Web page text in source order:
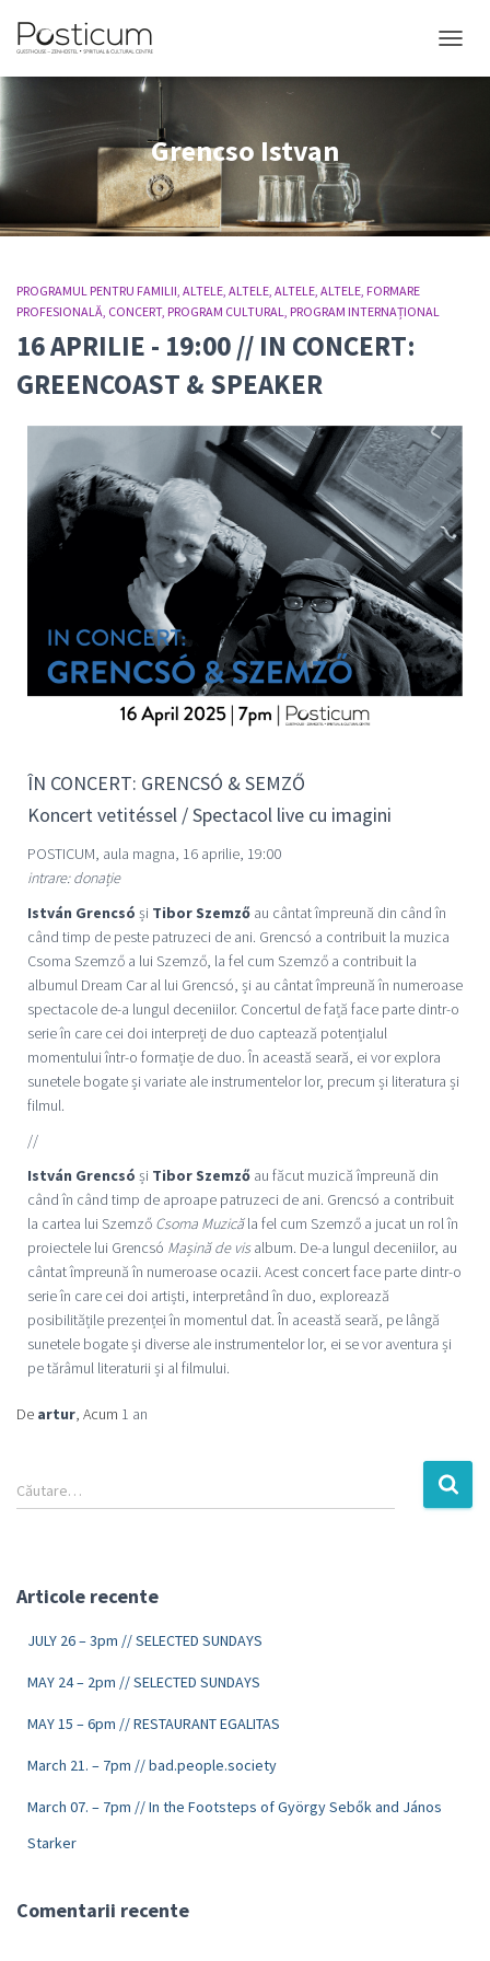
Grencso Istvan
PROGRAMUL PENTRU FAMILII ALTELE ALTELE ALTELE ALTELE FORMARE
PROFESIONALĂ CONCERT PROGRAM CULTURAL PROGRAM INTERNAȚIONAL
16 APRILIE - 19:00 // IN CONCERT:
GREENCOAST & SPEAKER
ÎN CONCERT: GRENCSÓ & SEMZŐ
Koncert vetitéssel / Spectacol live cu imagini
POSTICUM, aula magna, 16 aprilie, 19:00
intrare: donație
István Grencsó și Tibor Szemző au cântat împreună din când în
când timp de peste patruzeci de ani. Grencsó a contribuit la muzica
Csoma Szemző a lui Szemző, la fel cum Szemző a contribuit la
albumul Dream Car al lui Grencsó, și au cântat împreună în numeroase
spectacole de-a lungul deceniilor. Concertul de față face parte dintr-o
serie în care cei doi interpreți de duo captează potențialul
momentului într-o formație de duo. În această seară, ei vor explora
sunetele bogate și variate ale instrumentelor lor, precum și literatura și
filmul.
//
István Grencsó și Tibor Szemző au făcut muzică împreună din
când în când timp de aproape patruzeci de ani. Grencsó a contribuit
la cartea lui Szemző Csoma Muzicăla fel cum Szemző a jucat un rol în
proiectele lui Grencsó Mașină de visalbum. De-a lungul deceniilor, au
cântat împreună în numeroase ocazii. Acest concert face parte dintr-o
serie în care cei doi artiști, interpretând în duo, explorează
posibilitățile prezenței în momentul dat. În această seară, pe lângă
sunetele bogate și diverse ale instrumentelor lor, ei se vor aventura și
pe tărâmul literaturii și al filmului.
De artur, Acum 1 an
Căutare…
Articole recente
JULY 26 – 3pm // SELECTED SUNDAYS
MAY 24 – 2pm // SELECTED SUNDAYS
MAY 15 – 6pm // RESTAURANT EGALITAS
March 21. – 7pm // bad.people.society
March 07. – 7pm // In the Footsteps of György Sebők and János
Starker
Comentarii recente